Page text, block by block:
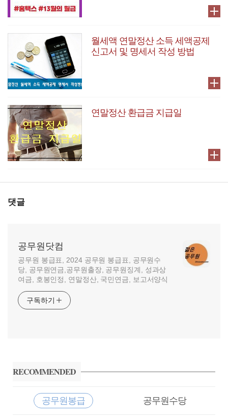
월세액 연말정산 소득 세액공제
신고서 및 명세서 작성 방법
연말정산 환급금 지급일
댓글
공무원닷컴
공무원 봉급표, 2024 공무원 봉급표, 공무원수
당, 공무원연금,공무원출장, 공무원징계, 성과상
여금, 호봉인정, 연말정산, 국민연금, 보고서양식
구독하기
RECOMMENDED
공무원봉급 공무원수당